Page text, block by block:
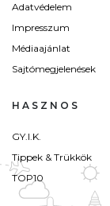
Adatvédelem
Impresszum
Médiaajánlat
Sajtómegjelenések
HASZNOS
GY.I.K.
Tippek & Trükkök
TOP10